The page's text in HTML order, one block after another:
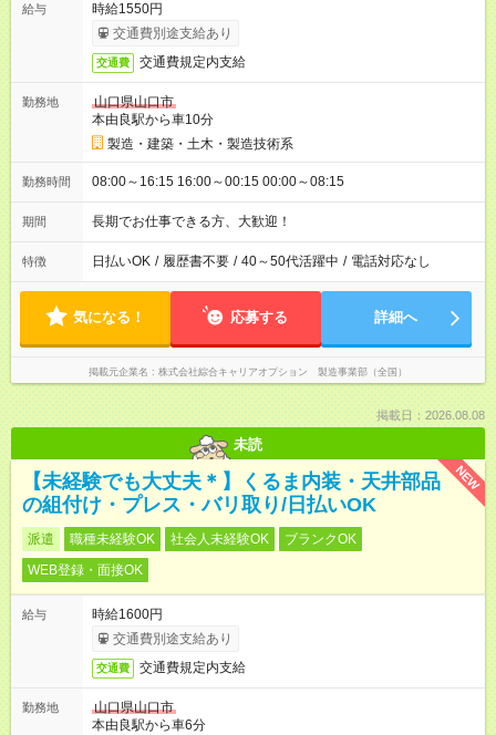
給与
時給1550円
交通費別途支給あり
交通費 交通費規定内支給
勤務地
山口県山口市
本由良駅から車10分
製造・建築・土木・製造技術系
勤務時間 08:00～16:15 16:00～00:15 00:00～08:15
期間 長期でお仕事できる方、大歓迎！
特徴 日払いOK / 履歴書不要 / 40～50代活躍中 / 電話対応なし
気になる！ 応募する 詳細へ
掲載元企業名 株式会社綜合キャリアオプション 製造事業部（全国）
掲載日：2026.08.08
未読
NEW
【未経験でも大丈夫＊】くるま内装・天井部品
の組付け・プレス・バリ取り/日払いOK
派遣 職種未経験OK 社会人未経験OK
ブランクOK
WEB登録・面接OK
給与
時給1600円
交通費別途支給あり
交通費 交通費規定内支給
勤務地
山口県山口市
本由良駅から車6分